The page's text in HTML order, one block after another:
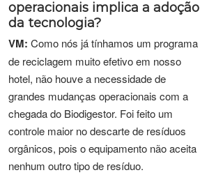
operacionais implica a adoção
da tecnologia?
VM: Como nós já tínhamos um programa
de reciclagem muito efetivo em nosso
hotel, não houve a necessidade de
grandes mudanças operacionais com a
chegada do Biodigestor. Foi feito um
controle maior no descarte de resíduos
orgânicos, pois o equipamento não aceita
nenhum outro tipo de resíduo.